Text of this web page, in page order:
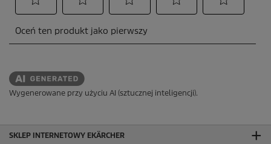
Wygenerowane przy użyciu AI (sztucznej inteligencji).
SKLEP INTERNETOWY EKÄRCHER